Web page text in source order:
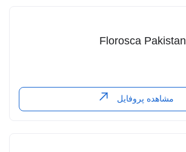
Florosca Pakistan
مشاهده پروفایل